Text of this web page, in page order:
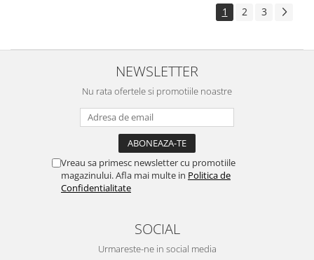
1 2 3
NEWSLETTER
Nu rata ofertele si promotiile noastre
Vreau sa primesc newsletter cu promotiile
magazinului. Afla mai multe in Politica de
Confidentialitate
SOCIAL
Urmareste-ne in social media